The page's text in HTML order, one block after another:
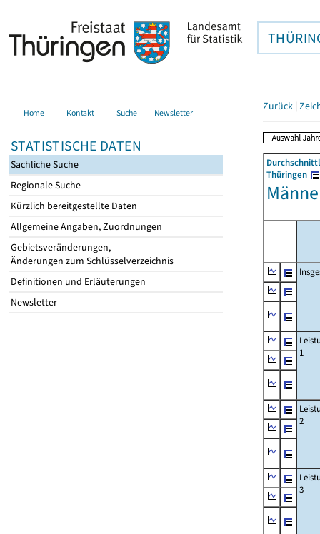
Home Kontakt Suche Newsletter
STATISTISCHE DATEN
Sachliche Suche
Regionale Suche
Kürzlich bereitgestellte Daten
Allgemeine Angaben, Zuordnungen
Gebietsveränderungen,
Änderungen zum Schlüsselverzeichnis
Definitionen und Erläuterungen
Newsletter
Zurück |
Thüringen
1
2
3